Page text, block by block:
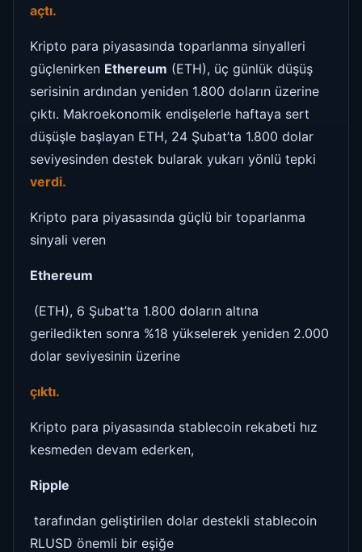
açtı.
Kripto para piyasasında toparlanma sinyalleri
güçlenirken Ethereum (ETH), üç günlük düşüş
serisinin ardından yeniden 1.800 doların üzerine
çıktı. Makroekonomik endişelerle haftaya sert
düşüşle başlayan ETH, 24 Şubat’ta 1.800 dolar
seviyesinden destek bularak yukarı yönlü tepki
verdi.
Kripto para piyasasında güçlü bir toparlanma
sinyali veren
Ethereum
(ETH), 6 Şubat’ta 1.800 doların altına
geriledikten sonra %18 yükselerek yeniden 2.000
dolar seviyesinin üzerine
çıktı.
Kripto para piyasasında stablecoin rekabeti hız
kesmeden devam ederken,
Ripple
tarafından geliştirilen dolar destekli stablecoin
RLUSD önemli bir eşiğe